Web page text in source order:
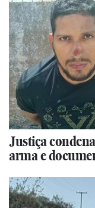
Justiça
arma e